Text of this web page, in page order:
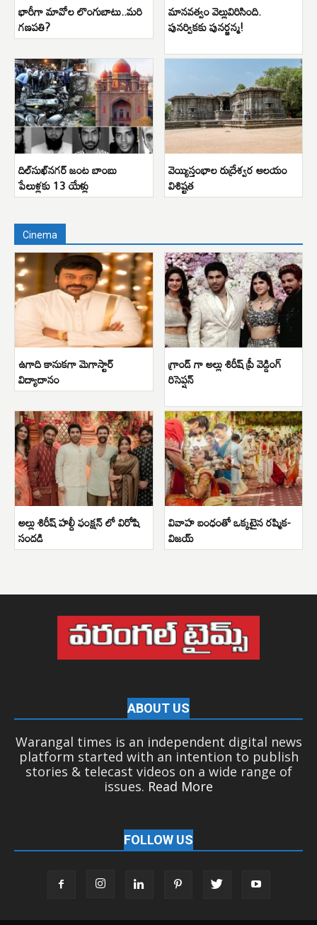
భారీగా మావోల లొంగుబాటు..మరి
గణపతి?
మానవత్వం వెల్లువిరిసింది.
పునర్వికకు పునర్జన్మ!
దిల్‌సుఖ్‌నగర్ జంట బాంబు
పేలుళ్లకు 13 యేళ్లు
వెయ్యిస్తంభాల రుద్రేశ్వర ఆలయం
విశిష్టత
Cinema
ఉగాది కానుకగా మెగాస్టార్
విద్యాదానం
గ్రాండ్ గా అల్లు శిరీష్ ప్రీ వెడ్డింగ్
రిసెప్షన్
అల్లు శిరీష్ హల్దీ ఫంక్షన్ లో విరోషి
సందడి
వివాహ బంధంతో ఒక్కటైన రష్మిక-
విజయ్
ABOUT US
Warangal times is an independent digital news
platform started with an intention to publish
stories & telecast videos on a wide range of
issues. Read More
FOLLOW US